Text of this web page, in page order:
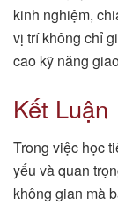
kinh nghiệm,
vị trí không chỉ
cao kỹ năng
Kết Luận
Trong việc học
yếu và quan
không gian mà